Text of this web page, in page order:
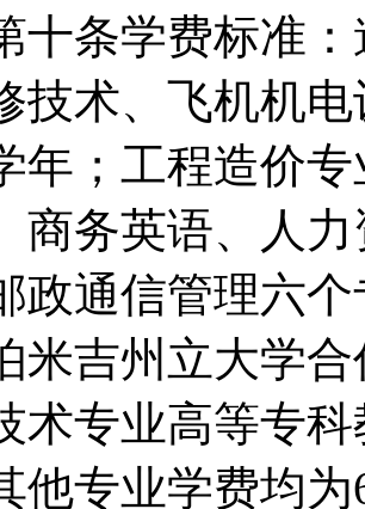
十条学费标准
技术、飞机机
年；工程造价
商务英语、人
政通信管理六
米吉州立大学
术专业高等专
他专业学费均